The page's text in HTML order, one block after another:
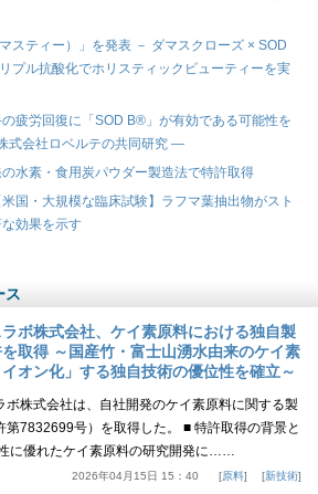
スティー）」を発表 － ダマスクローズ × SOD
プル抗酸化でホリスティックビューティーを実
疲労回復に「SOD B®」が有効である可能性を
式会社ロベルテの共同研究 ―
水素・食用炭パウダー製造法で特許取得
国・大規模な臨床試験】ラフマ葉抽出物がスト
効果を示す
ス
ボ株式会社、ケイ素原料における独自製
取得 ～国産竹・富士山湧水由来のケイ素
オン化」する独自技術の優位性を確立～
ボ株式会社は、自社開発のケイ素原料に関する製
第7832699号）を取得した。 ■ 特許取得の背景と
に優れたケイ素原料の研究開発に……
2026年04月15日 15：40 原料 新技術